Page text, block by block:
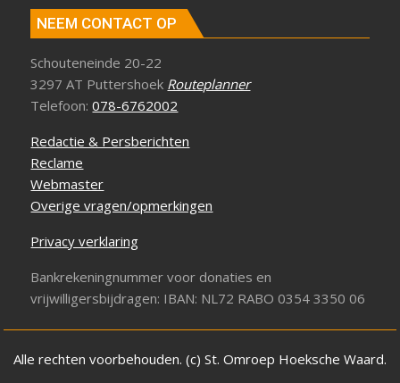
NEEM CONTACT OP
Schouteneinde 20-22
3297 AT Puttershoek Routeplanner
Telefoon:078-6762002
Redactie & Persberichten
Reclame
Webmaster
Overige vragen/opmerkingen
Privacy verklaring
Bankrekeningnummer voor donaties en
vrijwilligersbijdragen: IBAN: NL72 RABO 0354 3350 06
Alle rechten voorbehouden. (c) St. Omroep Hoeksche Waard.